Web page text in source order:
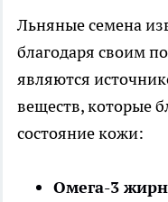
Льняные семена
благодаря своим
являются
веществ, которые
состояние кожи:
Омега-3